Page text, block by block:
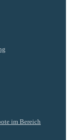
im Bereich